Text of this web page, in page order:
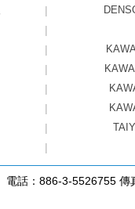
|
|
|
|
|
|
|
|
電話：886-3-5526755